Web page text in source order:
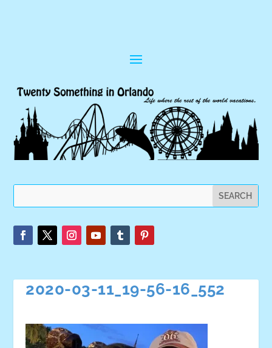
2020-03-11_19-56-16_552